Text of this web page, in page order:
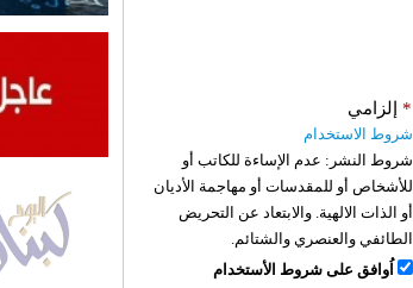
إلزامي *
شروط الاستخدام
شروط النشر: عدم الإساءة للكاتب أو
للأشخاص أو للمقدسات أو مهاجمة الأديان
أو الذات الالهية. والابتعاد عن التحريض
الطائفي والعنصري والشتائم.
اُوافق على شروط الأستخدام